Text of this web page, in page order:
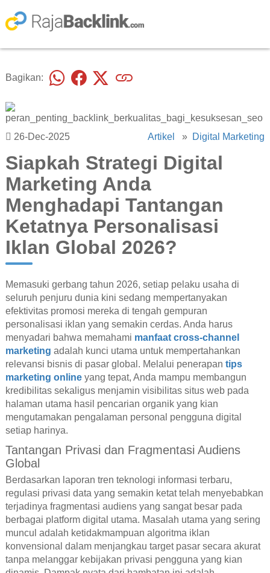
Bagikan:
26-Dec-2025 Artikel » Digital Marketing
Siapkah Strategi Digital
Marketing Anda
Menghadapi Tantangan
Ketatnya Personalisasi
Iklan Global 2026?
Memasuki gerbang tahun 2026, setiap pelaku usaha di
seluruh penjuru dunia kini sedang mempertanyakan
efektivitas promosi mereka di tengah gempuran
personalisasi iklan yang semakin cerdas. Anda harus
menyadari bahwa memahami manfaat cross-channel
marketing adalah kunci utama untuk mempertahankan
relevansi bisnis di pasar global. Melalui penerapan tips
marketing onlineyang tepat, Anda mampu membangun
kredibilitas sekaligus menjamin visibilitas situs web pada
halaman utama hasil pencarian organik yang kian
mengutamakan pengalaman personal pengguna digital
setiap harinya.
Tantangan Privasi dan Fragmentasi Audiens
Global
Berdasarkan laporan tren teknologi informasi terbaru,
regulasi privasi data yang semakin ketat telah menyebabkan
terjadinya fragmentasi audiens yang sangat besar pada
berbagai platform digital utama. Masalah utama yang sering
muncul adalah ketidakmampuan algoritma iklan
konvensional dalam menjangkau target pasar secara akurat
tanpa melanggar kebijakan privasi pengguna yang kian